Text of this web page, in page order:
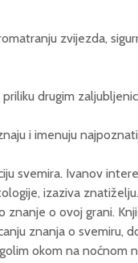
zvijezda,
drugim
i imenuju
svemira. Ivanov
izaziva
o ovoj grani.
znanja o svemiru,
okom na noćnom